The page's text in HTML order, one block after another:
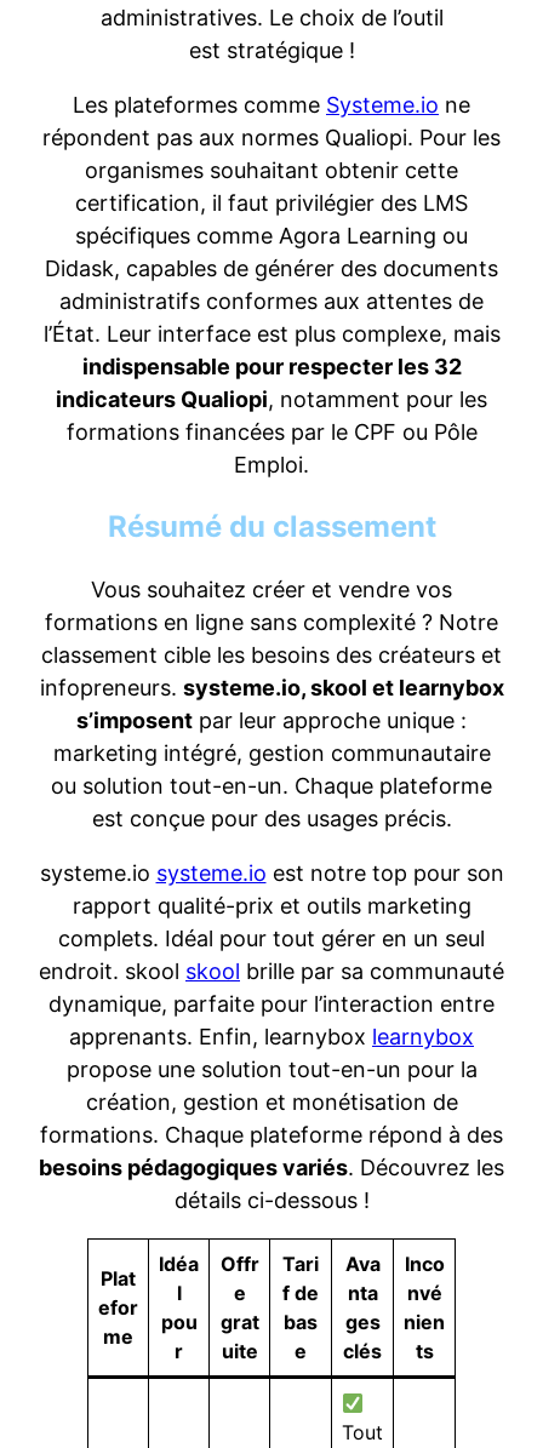
administratives. Le choix de l’outil
est stratégique !
Les plateformes comme Systeme.io ne
répondent pas aux normes Qualiopi. Pour les
organismes souhaitant obtenir cette
certification, il faut privilégier des LMS
spécifiques comme Agora Learning ou
Didask, capables de générer des documents
administratifs conformes aux attentes de
l’État. Leur interface est plus complexe, mais
indispensable pour respecter les 32
indicateurs Qualiopi, notamment pour les
formations financées par le CPF ou Pôle
Emploi.
Résumé du classement
Vous souhaitez créer et vendre vos
formations en ligne sans complexité ? Notre
classement cible les besoins des créateurs et
infopreneurs. systeme.io, skool et learnybox
s’imposent par leur approche unique :
marketing intégré, gestion communautaire
ou solution tout-en-un. Chaque plateforme
est conçue pour des usages précis.
systeme.io systeme.io est notre top pour son
rapport qualité-prix et outils marketing
complets. Idéal pour tout gérer en un seul
endroit. skool skool brille par sa communauté
dynamique, parfaite pour l’interaction entre
apprenants. Enfin, learnybox learnybox
propose une solution tout-en-un pour la
création, gestion et monétisation de
formations. Chaque plateforme répond à des
besoins pédagogiques variés. Découvrez les
détails ci-dessous !
Plat
efor
me
Idéa
l
pou
r
Offr
e
grat
uite
Tari
f de
bas
e
Ava
nta
ges
clés
Inco
nvé
nien
ts
Tout